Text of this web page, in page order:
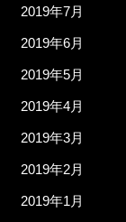
2019年7月
2019年6月
2019年5月
2019年4月
2019年3月
2019年2月
2019年1月